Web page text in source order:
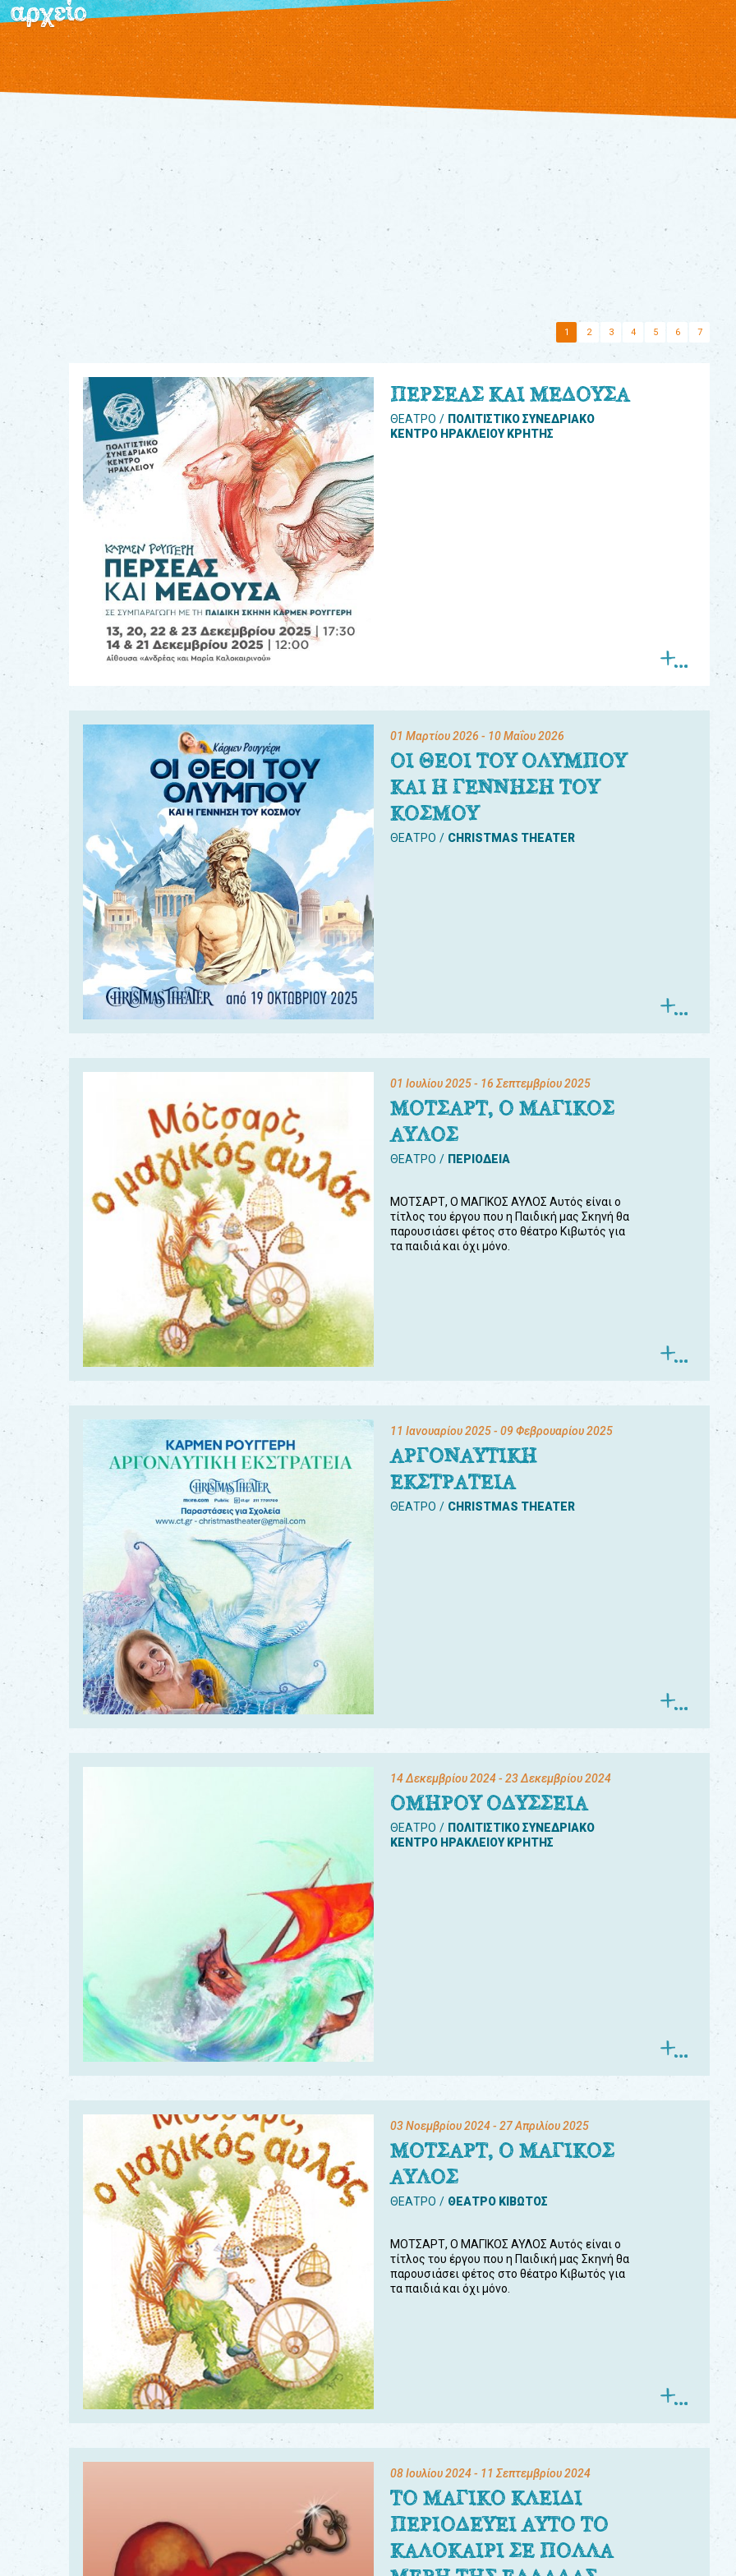
αρχείο
1 2 3 4 5 6 7
ΠΕΡΣΕΑΣ ΚΑΙ ΜΕΔΟΥΣΑ
ΘΕΑΤΡΟ
ΠΟΛΙΤΙΣΤΙΚΟ ΣΥΝΕΔΡΙΑΚΟ
ΚΕΝΤΡΟ ΗΡΑΚΛΕΙΟΥ ΚΡΗΤΗΣ
01 Μαρτίου 2026 - 10 Μαΐου 2026
ΟΙ ΘΕΟΙ ΤΟΥ ΟΛΥΜΠΟΥ
ΚΑΙ Η ΓΕΝΝΗΣΗ ΤΟΥ
ΚΟΣΜΟΥ
ΘΕΑΤΡΟ CHRISTMAS THEATER
01 Ιουλίου 2025- 16 Σεπτεμβρίου 2025
ΜΟΤΣΑΡΤ, Ο ΜΑΓΙΚΟΣ
ΑΥΛΟΣ
ΘΕΑΤΡΟ ΠΕΡΙΟΔΕΙΑ
ΜΟΤΣΑΡΤ, Ο ΜΑΓΙΚΟΣ ΑΥΛΟΣ Αυτός είναι ο
τίτλος του έργου που η Παιδική μας Σκηνή θα
παρουσιάσει φέτος στο θέατρο Κιβωτός για
τα παιδιά και όχι μόνο.
11 Ιανουαρίου 2025- 09 Φεβρουαρίου 2025
ΑΡΓΟΝΑΥΤΙΚΗ
ΕΚΣΤΡΑΤΕΙΑ
ΘΕΑΤΡΟ CHRISTMAS THEATER
14 Δεκεμβρίου 2024- 23 Δεκεμβρίου 2024
ΟΜΗΡΟΥ ΟΔΥΣΣΕΙΑ
ΘΕΑΤΡΟ
ΠΟΛΙΤΙΣΤΙΚΟ ΣΥΝΕΔΡΙΑΚΟ
ΚΕΝΤΡΟ ΗΡΑΚΛΕΙΟΥ ΚΡΗΤΗΣ
03 Νοεμβρίου 2024- 27 Απριλίου 2025
ΜΟΤΣΑΡΤ, Ο ΜΑΓΙΚΟΣ
ΑΥΛΟΣ
ΘΕΑΤΡΟ ΘΕΑΤΡΟ ΚΙΒΩΤΟΣ
ΜΟΤΣΑΡΤ, Ο ΜΑΓΙΚΟΣ ΑΥΛΟΣ Αυτός είναι ο
τίτλος του έργου που η Παιδική μας Σκηνή θα
παρουσιάσει φέτος στο θέατρο Κιβωτός για
τα παιδιά και όχι μόνο.
08 Ιουλίου 2024- 11 Σεπτεμβρίου 2024
ΤΟ ΜΑΓΙΚΟ ΚΛΕΙΔΙ
ΠΕΡΙΟΔΕΥΕΙ ΑΥΤΟ ΤΟ
ΚΑΛΟΚΑΙΡΙ ΣΕ ΠΟΛΛΑ